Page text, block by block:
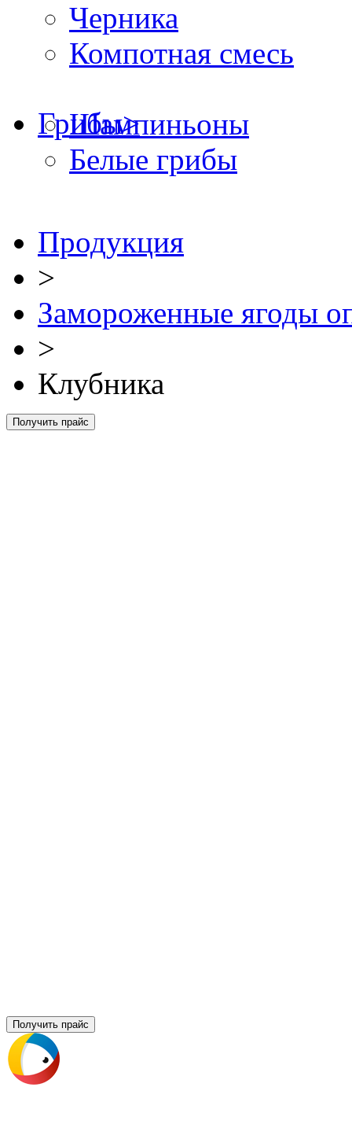
Черника
Компотная смесь
Грибы>
Шампиньоны
Белые грибы
Продукция
>
Замороженные ягоды
>
Клубника
Получить прайс
Получить прайс